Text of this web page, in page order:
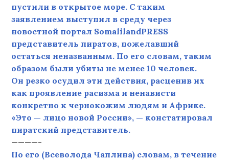
пустили в открытое море. С таким
заявлением выступил в среду через
новостной портал SomalilandPRESS
представитель пиратов, пожелавший
остаться неназванным. По его словам, таким
образом были убиты не менее 10 человек.
Он резко осудил эти действия, расценив их
как проявление расизма и ненависти
конкретно к чернокожим людям и Африке.
«Это — лицо новой России», — констатировал
пиратский представитель.
————-
По его (Всеволода Чаплина) словам, в течение